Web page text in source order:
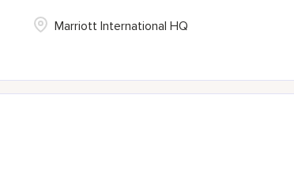
Marriott International HQ